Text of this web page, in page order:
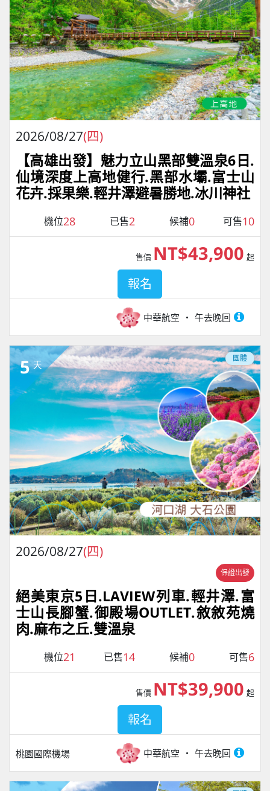
2026/08/27(四)
【高雄出發】魅力立山黑部雙溫泉6日.
仙境深度上高地健行.黑部水壩.富士山
花卉.採果樂.輕井澤避暑勝地.冰川神社
機位28 已售2 候補0 可售10
中華航空 午去晚回
售價 NT$43,900 起
報名
5 天
團體
2026/08/27(四)
保證出發
絕美東京5日.LAVIEW列車.輕井澤.富
士山長腳蟹.御殿場OUTLET.敘敘苑燒
肉.麻布之丘.雙溫泉
機位21 已售14 候補0 可售6
桃園國際機場 中華航空 午去晚回
售價 NT$39,900 起
報名